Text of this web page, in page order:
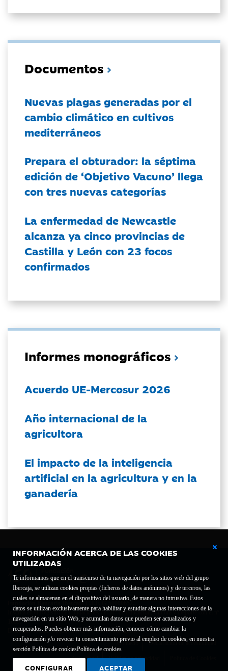
INFORMACIÓN ACERCA DE LAS COOKIES
UTILIZADAS
Te informamos que en el transcurso de tu navegación por los sitios web del grupo
Ibercaja, se utilizan cookies propias (ficheros de datos anónimos) y de terceros, las
cuales se almacenan en el dispositivo del usuario, de manera no intrusiva. Estos
datos se utilizan exclusivamente para habilitar y estudiar algunas interacciones de la
navegación en un sitio Web, y acumulan datos que pueden ser actualizados y
recuperados. Puedes obtener más información, conocer cómo cambiar la
configuración y/o revocar tu consentimiento previo al empleo de cookies, en nuestra
sección Política de cookiesPolítica de cookies
CONFIGURAR ACEPTAR
Documentos
Nuevas plagas generadas por el
cambio climático en cultivos
mediterráneos
Prepara el obturador: la séptima
edición de ‘Objetivo Vacuno’ llega
con tres nuevas categorías
La enfermedad de Newcastle
alcanza ya cinco provincias de
Castilla y León con 23 focos
confirmados
Informes monográficos
Acuerdo UE-Mercosur 2026
Año internacional de la
agricultora
El impacto de la inteligencia
artificial en la agricultura y en la
ganadería
Fundación Bancaria Ibercaja C.I.F. G-50000652.
Inscrita en el Registro de Fundaciones del Mº de Educación, Cultura y Deporte con el nº
1689.
Domicilio social: Joaquín Costa, 13. 50001 Zaragoza.
Contacto
Declaración de accesibilidad
Aviso legal Política de privacidad